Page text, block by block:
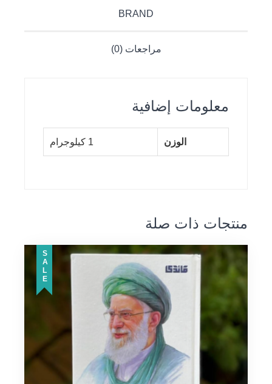
BRAND
مراجعات (0)
معلومات إضافية
الوزن 1 كيلوجرام
منتجات ذات صلة
SALE